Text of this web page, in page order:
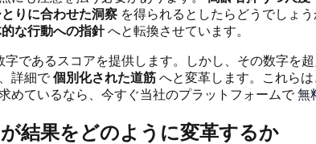
りに合わせた洞察 を得られるとしたらどうでしょ
な行動への指針へと転換させています。
であるスコアを提供します。しかし、その数字を
詳細で個別化された道筋 へと変革します。これら
めているなら、今すぐ当社のプラットフォームで無
結果をどのように変革するか